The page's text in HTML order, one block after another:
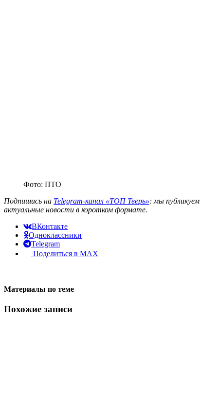
Фото: ПТО
Подпишись на Telegram-канал «ТОП Тверь»: мы публикуем
актуальные новости в коротком формате.
ВКонтакте
Одноклассники
Telegram
Поделиться в MAX
Материалы по теме
Похожие записи